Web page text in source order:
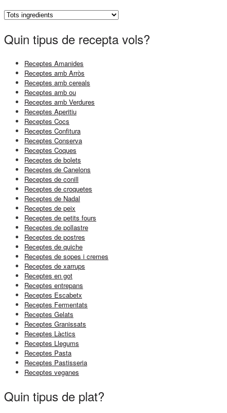
Quin tipus de recepta vols?
Receptes Amanides
Receptes amb Arròs
Receptes amb cereals
Receptes amb ou
Receptes amb Verdures
Receptes Aperitiu
Receptes Cocs
Receptes Confitura
Receptes Conserva
Receptes Coques
Receptes de bolets
Receptes de Canelons
Receptes de conill
Receptes de croquetes
Receptes de Nadal
Receptes de peix
Receptes de petits fours
Receptes de pollastre
Receptes de postres
Receptes de quiche
Receptes de sopes i cremes
Receptes de xarrups
Receptes en got
Receptes entrepans
Receptes Escabetx
Receptes Fermentats
Receptes Gelats
Receptes Granissats
Receptes Làctics
Receptes Llegums
Receptes Pasta
Receptes Pastisseria
Receptes veganes
Quin tipus de plat?